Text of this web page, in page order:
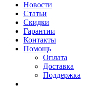
Новости
Статьи
Скидки
Гарантии
Контакты
Помощь
Оплата
Доставка
Поддержка